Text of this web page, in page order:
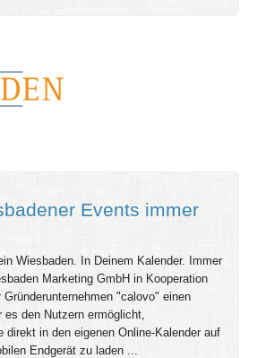
Events immer
Wiesbaden. In Deinem Kalender. Immer
Marketing GmbH in Kooperation
"calovo" einen
den Nutzern ermöglicht,
direkt in den eigenen Online-Kalender auf
Endgerät zu laden ...